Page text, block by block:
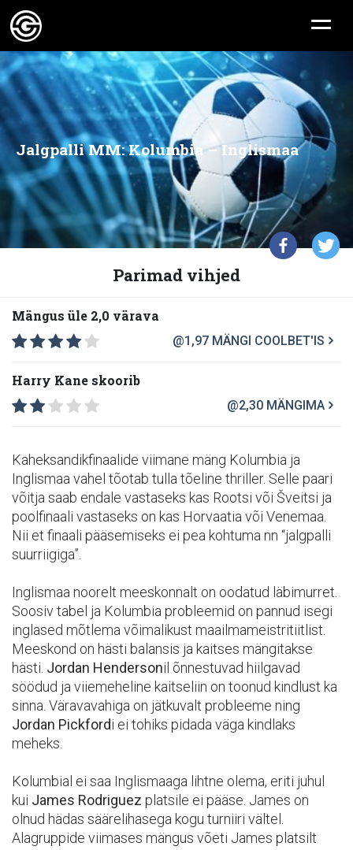
Jalgpalli MM: Kolumbia – Inglismaa
Parimad vihjed
Mängus üle 2,0 värava
@1,97 MÄNGI COOLBET'IS
Harry Kane skoorib
@2,30 MÄNGIMA
Kaheksandikfinaalide viimane mäng Kolumbia ja
Inglismaa vahel tõotab tulla tõeline thriller. Selle paari
võitja saab endale vastaseks kas Rootsi või Šveitsi ja
poolfinaali vastaseks on kas Horvaatia või Venemaa.
Nii et finaali pääsemiseks ei pea kohtuma nn “jalgpalli
suurriigiga”.
Inglismaa noorelt meeskonnalt on oodatud läbimurret.
Soosiv tabel ja Kolumbia probleemid on pannud isegi
inglased mõtlema võimalikust maailmameistritiitlist.
Meeskond on hästi balansis ja kaitses mängitakse
hästi. Jordan Hendersonil õnnestuvad hiilgavad
söödud ja viiemeheline kaitseliin on toonud kindlust ka
sinna. Väravavahiga on jätkuvalt probleeme ning
Jordan Pickfordi ei tohiks pidada väga kindlaks
meheks.
Kolumbial ei saa Inglismaaga lihtne olema, eriti juhul
kui James Rodriguez platsile ei pääse. James on
olnud hädas säärelihasega kogu turniiri vältel.
Alagruppide viimases mängus võeti James platsilt